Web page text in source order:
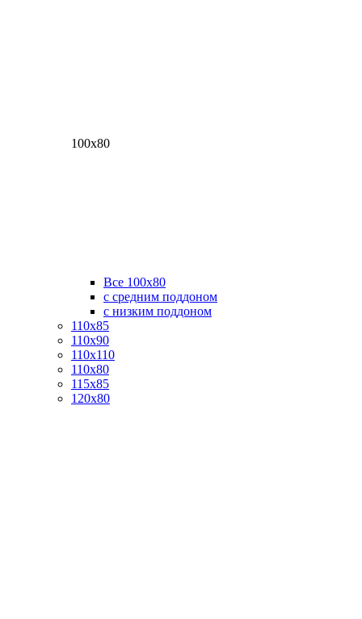
100х80
Все 100х80
с средним поддоном
с низким поддоном
110х85
110х90
110х110
110х80
115х85
120х80